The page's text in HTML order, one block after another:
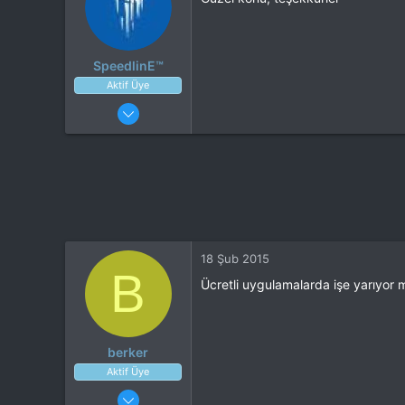
SpeedlinE™
Aktif Üye
29 Ocak 2015
B
berker
Aktif Üye
31 Ocak 2015
18 Şub 2015
Ücretli uygulamalarda işe yarıyor